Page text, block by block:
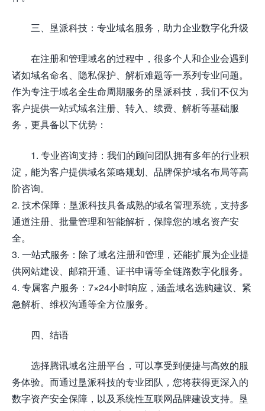
三、垦派科技：专业域名服务，助力企业数字化升级
在注册和管理域名的过程中，很多个人和企业会遇到
诸如域名命名、隐私保护、解析难题等一系列专业问题。
作为专注于域名全生命周期服务的垦派科技，我们不仅为
客户提供一站式域名注册、转入、续费、解析等基础服
务，更具备以下优势：
1. 专业咨询支持：我们的顾问团队拥有多年的行业积
淀，能为客户提供域名策略规划、品牌保护域名布局等高
阶咨询。
2. 技术保障：垦派科技具备成熟的域名管理系统，支持多
通道注册、批量管理和智能解析，保障您的域名资产安
全。
3. 一站式服务：除了域名注册和管理，还能扩展为企业提
供网站建设、邮箱开通、证书申请等全链路数字化服务。
4. 专属客户服务：7×24小时响应，涵盖域名选购建议、紧
急解析、维权沟通等全方位服务。
四、结语
选择腾讯域名注册平台，可以享受到便捷与高效的服
务体验。而通过垦派科技的专业团队，您将获得更深入的
数字资产安全保障，以及系统性互联网品牌建设支持。垦